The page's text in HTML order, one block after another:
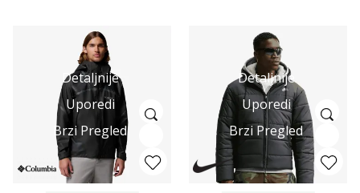
Detaljnije
Uporedi
Brzi Pregled
Detaljnije
Uporedi
Brzi Pregled